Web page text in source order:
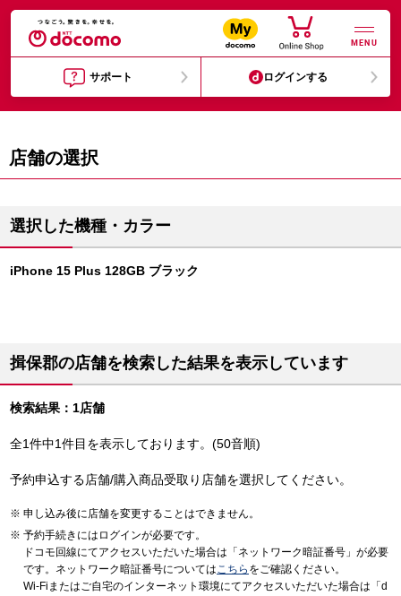
MENU
サポート ログインする
店舗の選択
選択した機種・カラー
iPhone 15 Plus 128GB ブラック
揖保郡の店舗を検索した結果を表示しています
検索結果：1店舗
全1件中1件目を表示しております。(50音順)
予約申込する店舗/購入商品受取り店舗を選択してください。
申し込み後に店舗を変更することはできません。
予約手続きにはログインが必要です。
ドコモ回線にてアクセスいただいた場合は「ネットワーク暗証番号」が必要
です。ネットワーク暗証番号についてはこちら をご確認ください。
Wi-Fiまたはご自宅のインターネット環境にてアクセスいただいた場合は「d